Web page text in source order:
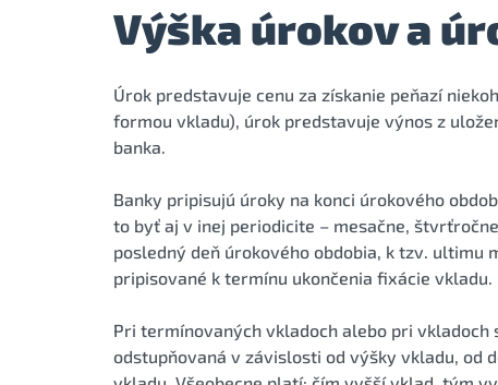
Výška úrokov a
Úrok predstavuje cenu za získanie peňazí
formou vkladu), úrok predstavuje výnos z
banka.
Banky pripisujú úroky na konci úrokového
to byť aj v inej periodicite – mesačne,
posledný deň úrokového obdobia, k tzv. ultimu
pripisované k termínu ukončenia fixácie vkladu.
Pri termínovaných vkladoch alebo pri
odstupňovaná v závislosti od výšky vkladu, od